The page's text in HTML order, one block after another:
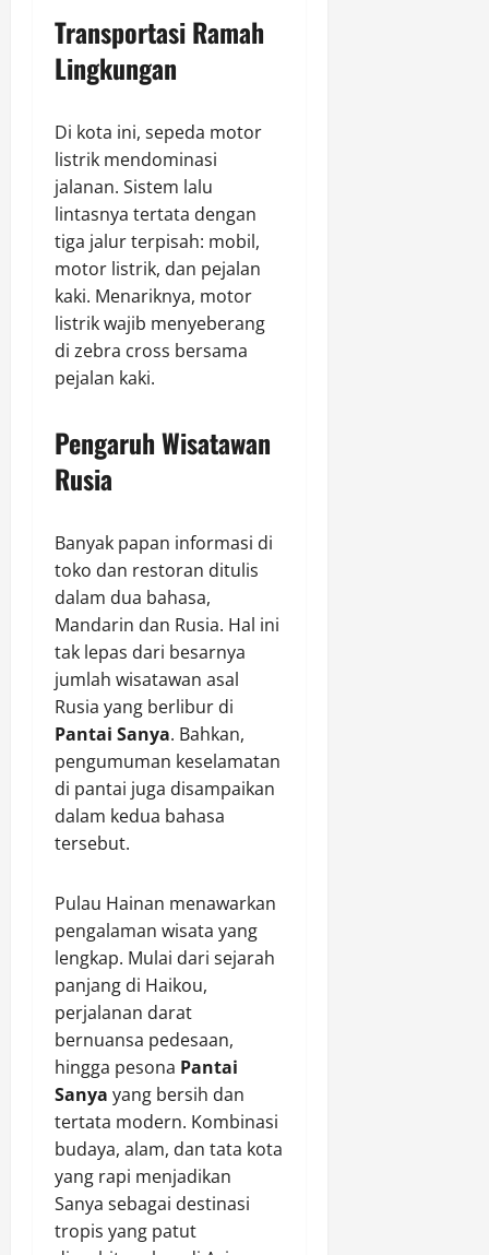
Transportasi Ramah
Lingkungan
Di kota ini, sepeda motor
listrik mendominasi
jalanan. Sistem lalu
lintasnya tertata dengan
tiga jalur terpisah: mobil,
motor listrik, dan pejalan
kaki. Menariknya, motor
listrik wajib menyeberang
di zebra cross bersama
pejalan kaki.
Pengaruh Wisatawan
Rusia
Banyak papan informasi di
toko dan restoran ditulis
dalam dua bahasa,
Mandarin dan Rusia. Hal ini
tak lepas dari besarnya
jumlah wisatawan asal
Rusia yang berlibur di
Pantai Sanya. Bahkan,
pengumuman keselamatan
di pantai juga disampaikan
dalam kedua bahasa
tersebut.
Pulau Hainan menawarkan
pengalaman wisata yang
lengkap. Mulai dari sejarah
panjang di Haikou,
perjalanan darat
bernuansa pedesaan,
hingga pesona Pantai
Sanya yang bersih dan
tertata modern. Kombinasi
budaya, alam, dan tata kota
yang rapi menjadikan
Sanya sebagai destinasi
tropis yang patut